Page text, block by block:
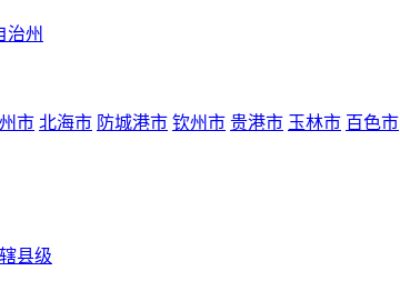
治州
市 北海市 防城港市 钦州市 贵港市 玉林市 百色市
县级